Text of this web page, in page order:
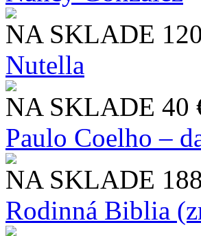
NA SKLADE
Nutella
NA SKLADE 40
Paulo Coelho –
NA SKLADE
Rodinná Biblia